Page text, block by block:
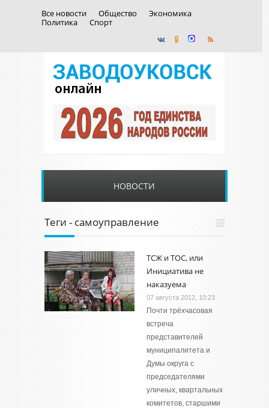
Все новости Общество
Экономика
Политика
Спорт
НОВОСТИ
Теги - самоуправление
ТСЖ и ТОС, или
Инициатива не
наказуема
07 августа 2012, 10:23
Почти трёхчасовая
встреча
представителей
муниципалитета и
Думы округа с
председателями
уличных, квартальных
комитетов, старшими